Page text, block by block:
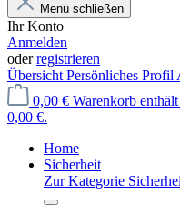
Menü schließen
Ihr Konto
Anmelden
oderregistrieren
Übersicht Persönliches Profil
0,00 € Warenkorb
0,00 €.
Home
Sicherheit
Zur Kategorie